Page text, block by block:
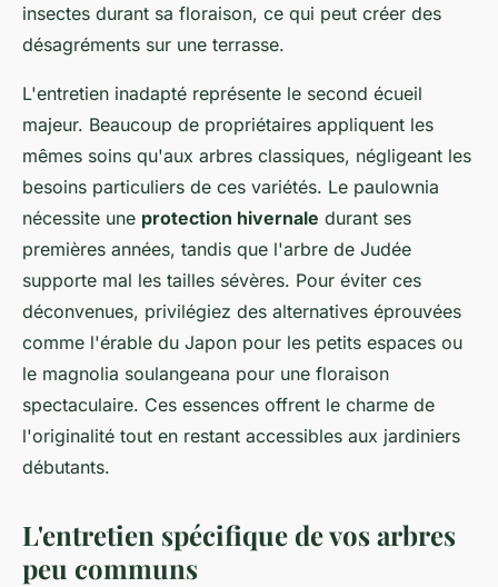
insectes durant sa floraison, ce qui peut créer des
désagréments sur une terrasse.
L'entretien inadapté représente le second écueil
majeur. Beaucoup de propriétaires appliquent les
mêmes soins qu'aux arbres classiques, négligeant les
besoins particuliers de ces variétés. Le paulownia
nécessite une protection hivernale durant ses
premières années, tandis que l'arbre de Judée
supporte mal les tailles sévères. Pour éviter ces
déconvenues, privilégiez des alternatives éprouvées
comme l'érable du Japon pour les petits espaces ou
le magnolia soulangeana pour une floraison
spectaculaire. Ces essences offrent le charme de
l'originalité tout en restant accessibles aux jardiniers
débutants.
L'entretien spécifique de vos arbres
peu communs